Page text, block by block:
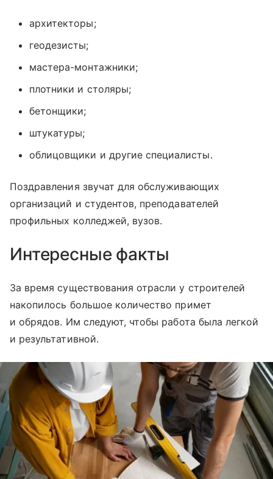
архитекторы;
геодезисты;
мастера-монтажники;
плотники и столяры;
бетонщики;
штукатуры;
облицовщики и другие специалисты.
Поздравления звучат для обслуживающих
организаций и студентов, преподавателей
профильных колледжей, вузов.
Интересные факты
За время существования отрасли у строителей
накопилось большое количество примет
и обрядов. Им следуют, чтобы работа была легкой
и результативной.